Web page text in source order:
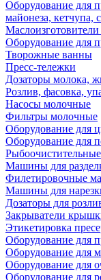
Оборудование для
майонеза, кетчупа,
Оборудование для
Творожные ванны
Пресс-тележки
Дозаторы молока,
Розлив, фасовка,
Насосы молочные
Фильтры молочные
Оборудование для
Оборудование для
Машины для
Филетировочные
Машины для
Дозаторы для
Закрыватели
Этикетировка
Оборудование для
Оборудование для
Оборудование для
Оборудование для